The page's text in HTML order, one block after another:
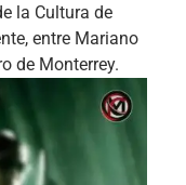
la Cultura de
entre Mariano
de Monterrey.